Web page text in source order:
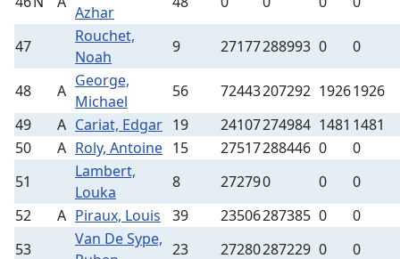
Azhar
47
Rouchet,
Noah
9 27177288993 0 0
48 A
George,
Michael
56 72443207292 19261926
49
A Cariat, Edgar 19 24107274984 1481 1481
50
A Roly, Antoine 15 27517288446 0
0
51
Lambert,
Louka
8 272790 0
0
52
A Piraux, Louis 39 23506287385 0
0
53
Van De Sype,
23 27280287229 0
0